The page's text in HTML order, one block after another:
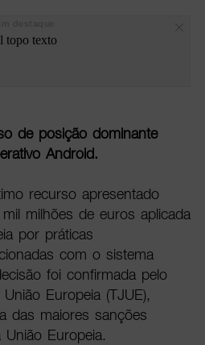
de posição dominante
Android.
recurso apresentado
milhões de euros aplicada
por práticas
com o sistema
foi confirmada pelo
Europeia (TJUE),
das maiores sanções
Europeia.